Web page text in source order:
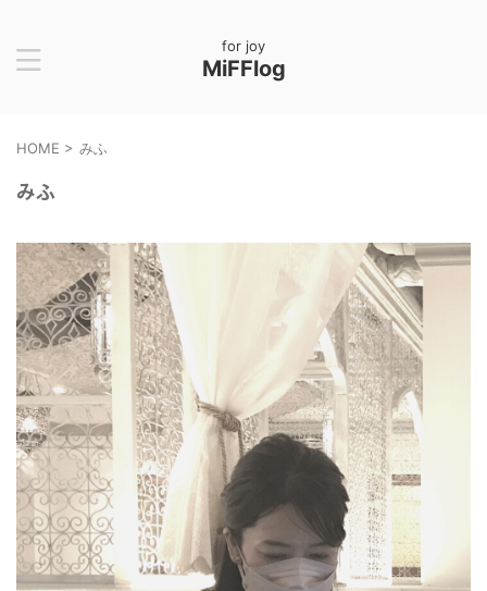
for joy
MiFFlog
HOME > みふ
みふ